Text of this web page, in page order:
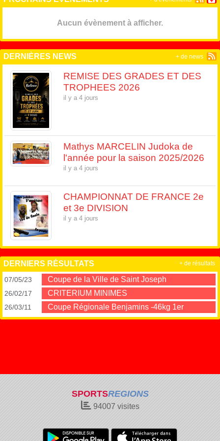
Aucun évènement à afficher.
DERNIÈRES NEWS
REMISE DES GRADES ET DES
TROPHEES 2026
il y a 4 jours
Mathys MARCELIN Judoka de
l'année pour la saison 2025/2026
il y a 4 jours
CHAMPIONNAT DE FRANCE 2e
et 3e DIVISION
il y a 4 jours
+ de news
DERNIERS RÉSULTATS
07/05/23 Coupe de la Ville de Saint Joseph
26/02/17 CRITERIUM MINIMES
26/03/11 Coupe Régionale Benjamins -46kg 1er
+ de résultats
SPORTSREGIONS
94007 visites